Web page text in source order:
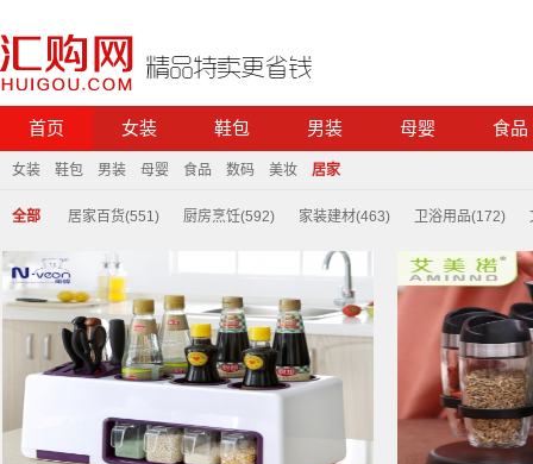
首页 女装 鞋包 男装 母婴 食品
女装 鞋包 男装 母婴 食品 数码 美妆 居家
全部 居家百货(551) 厨房烹饪(592) 家装建材(463) 卫浴用品(172)